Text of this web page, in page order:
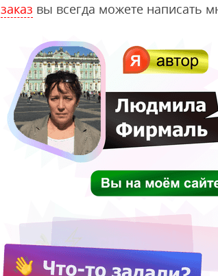
заказ вы всегда можете написать